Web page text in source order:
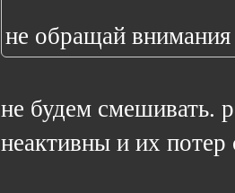
не обращай внимания
не будем смешивать.
неактивны и их потер